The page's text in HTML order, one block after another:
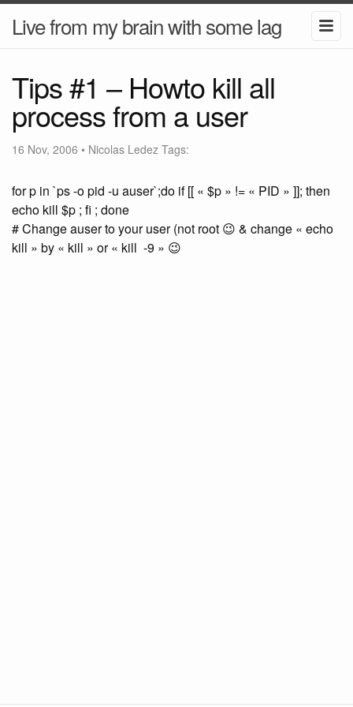
Live from my brain with some lag
Tips #1 – Howto kill all
process from a user
16 Nov, 2006 • Nicolas Ledez Tags:
for p in `ps -o pid -u auser`;do if [[ « $p » != « PID » ]]; then
echo kill $p ; fi ; done
# Change auser to your user (not root 😉 & change « echo
kill » by « kill » or « kill -9 » 😉